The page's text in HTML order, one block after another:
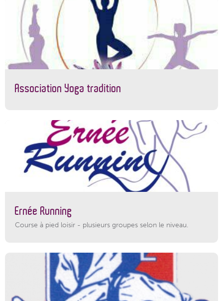
Association Yoga tradition
Ernée Running
Course à pied loisir - plusieurs groupes selon le niveau.